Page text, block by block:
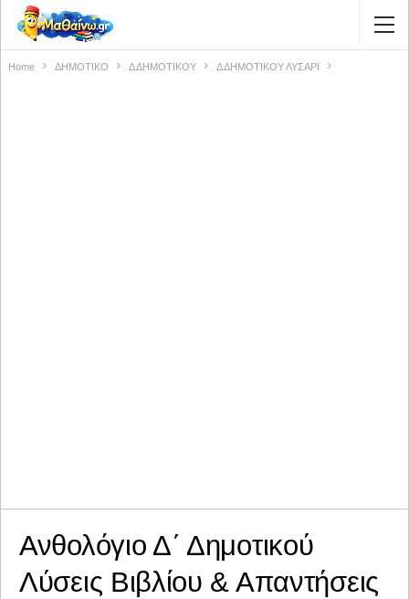
Home ΔΗΜΟΤΙΚΟ Δ ΔΗΜΟΤΙΚΟΥ Δ ΔΗΜΟΤΙΚΟΥ ΛΥΣΑΡΙ
Ανθολόγιο Δ΄ Δημοτικού
Λύσεις Βιβλίου & Απαντήσεις